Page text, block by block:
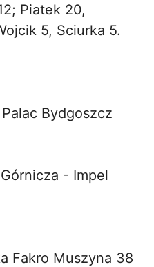
Piatek 20,
5, Sciurka 5.
Bydgoszcz
- Impel
Fakro Muszyna 38